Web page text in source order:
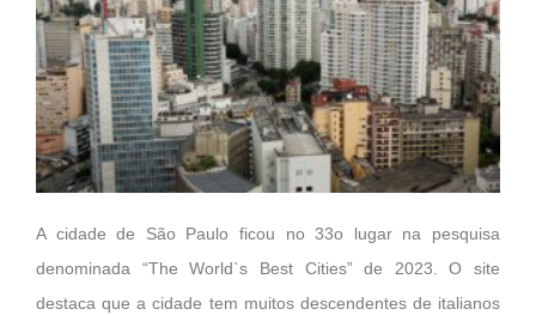
A cidade de São Paulo ficou no 33o lugar na pesquisa
denominada “The World`s Best Cities” de 2023. O site
destaca que a cidade tem muitos descendentes de italianos